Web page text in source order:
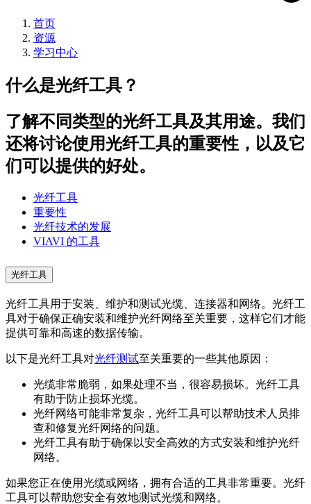
首页
资源
学习中心
什么是光纤工具？
了解不同类型的光纤工具及其用途。我们
还将讨论使用光纤工具的重要性，以及它
们可以提供的好处。
光纤工具
重要性
光纤技术的发展
VIAVI 的工具
光纤工具
光纤工具用于安装、维护和测试光缆、连接器和网络。光纤工
具对于确保正确安装和维护光纤网络至关重要，这样它们才能
提供可靠和高速的数据传输。
以下是光纤工具对光纤测试至关重要的一些其他原因：
光缆非常脆弱，如果处理不当，很容易损坏。光纤工具
有助于防止损坏光缆。
光纤网络可能非常复杂，光纤工具可以帮助技术人员排
查和修复光纤网络的问题。
光纤工具有助于确保以安全高效的方式安装和维护光纤
网络。
如果您正在使用光缆或网络，拥有合适的工具非常重要。光纤
工具可以帮助您安全有效地测试光缆和网络。